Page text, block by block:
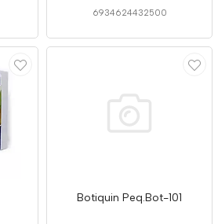
6934624432500
Botiquin Peq.Bot-101